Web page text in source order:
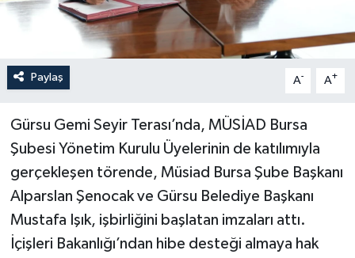
Paylaş A- A+
Gürsu Gemi Seyir Terası’nda, MÜSİAD Bursa
Şubesi Yönetim Kurulu Üyelerinin de katılımıyla
gerçekleşen törende, Müsiad Bursa Şube Başkanı
Alparslan Şenocak ve Gürsu Belediye Başkanı
Mustafa Işık, işbirliğini başlatan imzaları attı.
İçişleri Bakanlığı’ndan hibe desteği almaya hak